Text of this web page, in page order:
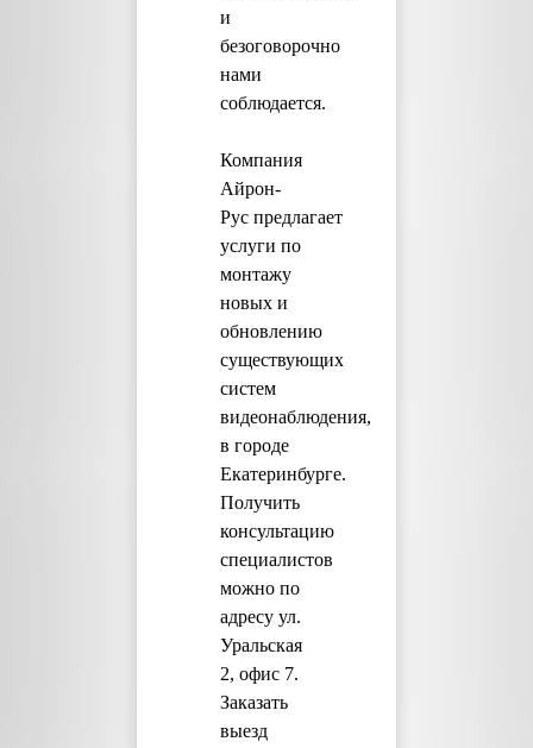
и
безоговорочно
нами
соблюдается.
Компания
Айрон-
Рус предлагает
услуги по
монтажу
новых и
обновлению
существующих
систем
видеонаблюдения,
в городе
Екатеринбурге.
Получить
консультацию
специалистов
можно по
адресу ул.
Уральская
2, офис 7.
Заказать
выезд